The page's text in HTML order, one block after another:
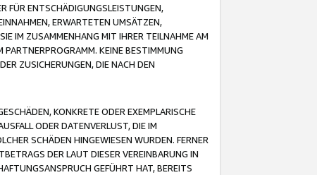
FÜR ENTSCHÄDIGUNGSLEISTUNGEN,
ERWARTETEN UMSÄTZEN,
IM ZUSAMMENHANG MIT IHRER TEILNAHME AM
KEINE BESTIMMUNG
ZUSICHERUNGEN, DIE NACH DEN
KONKRETE ODER EXEMPLARISCHE
ODER DATENVERLUST, DIE IM
SCHÄDEN HINGEWIESEN WURDEN. FERNER
DER LAUT DIESER VEREINBARUNG IN
GEFÜHRT HAT, BEREITS